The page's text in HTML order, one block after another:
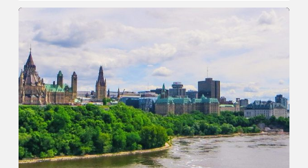
L’ACLC
dénonce
la
course
à
l’érosion
de
la
vie